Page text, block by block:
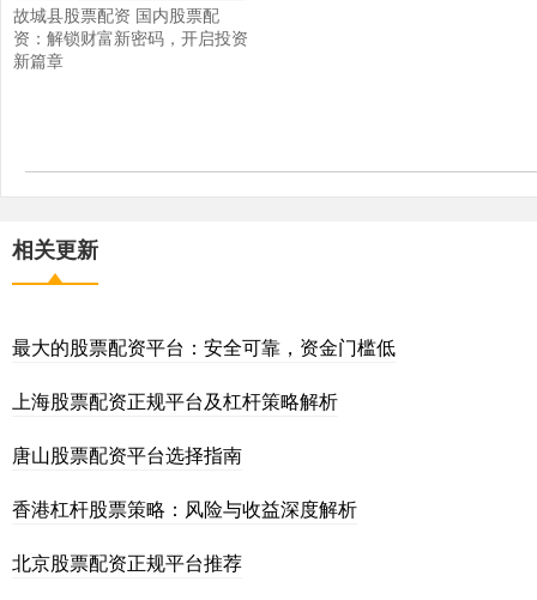
故城县股票配资 国内股票配
资：解锁财富新密码，开启投资
新篇章
相关更新
最大的股票配资平台：安全可靠，资金门槛低
上海股票配资正规平台及杠杆策略解析
唐山股票配资平台选择指南
香港杠杆股票策略：风险与收益深度解析
北京股票配资正规平台推荐